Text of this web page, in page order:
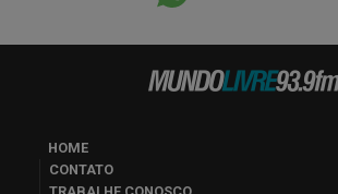
HOME
CONTATO